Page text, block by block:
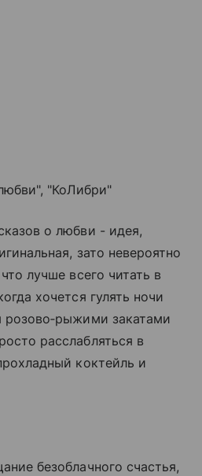
"КоЛибри"
о любви - идея,
зато невероятно
лучше всего читать в
хочется гулять ночи
розово‑рыжими закатами
расслабляться в
коктейль и
безоблачного счастья,